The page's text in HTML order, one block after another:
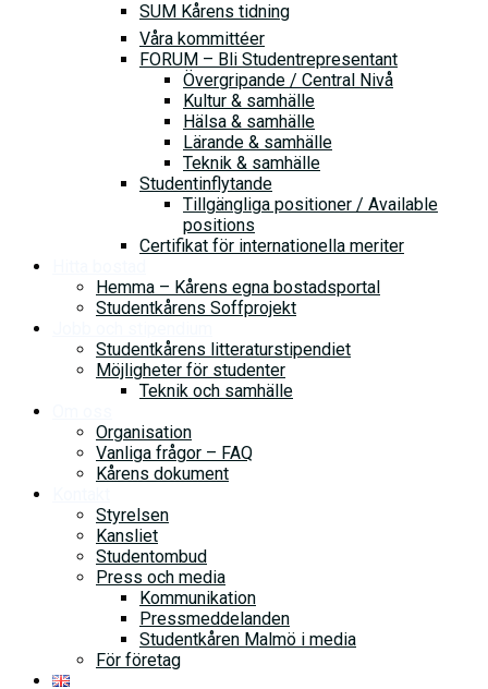
SUM Kårens tidning
Våra kommittéer
FORUM – Bli Studentrepresentant
Övergripande / Central Nivå
Kultur & samhälle
Hälsa & samhälle
Lärande & samhälle
Teknik & samhälle
Studentinflytande
Tillgängliga positioner / Available
positions
Certifikat för internationella meriter
Hemma – Kårens egna bostadsportal
Studentkårens Soffprojekt
Studentkårens litteraturstipendiet
Möjligheter för studenter
Teknik och samhälle
Organisation
Vanliga frågor – FAQ
Kårens dokument
Styrelsen
Kansliet
Studentombud
Press och media
Kommunikation
Pressmeddelanden
Studentkåren Malmö i media
För företag